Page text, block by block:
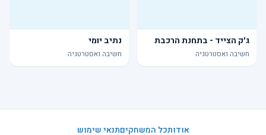
ג׳ק הצייד - בתחנת הרכבת
חשיבה ואסטרטגיה
נתיב יומי
חשיבה ואסטרטגיה
אודותכל המשחקיםתנאי שימוש